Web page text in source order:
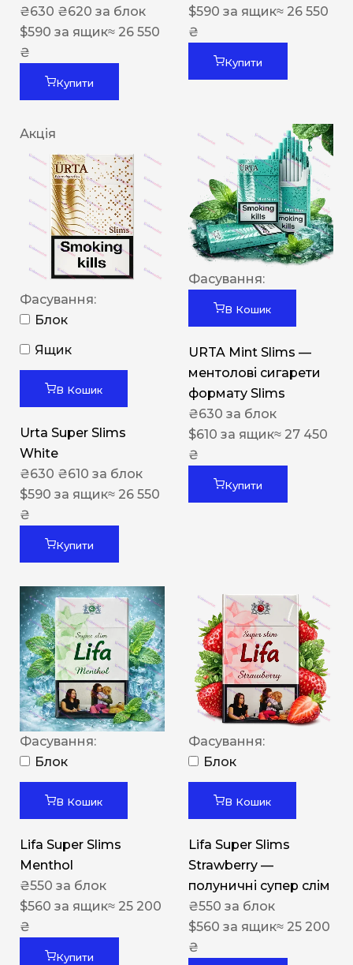
₴630 ₴620 за блок
$590 за ящик≈ 26 550
₴
Купити
$590 за ящик≈ 26 550
₴
Купити
Акція
Фасування:
Блок
Ящик
В Кошик
Urta Super Slims
White
₴630 ₴610 за блок
$590 за ящик≈ 26 550
₴
Купити
Фасування:
В Кошик
URTA Mint Slims —
ментолові сигарети
формату Slims
₴630 за блок
$610 за ящик≈ 27 450
₴
Купити
Фасування:
Блок
В Кошик
Lifa Super Slims
Menthol
₴550 за блок
$560 за ящик≈ 25 200
₴
Купити
Фасування:
Блок
В Кошик
Lifa Super Slims
Strawberry —
полуничні супер слім
₴550 за блок
$560 за ящик≈ 25 200
₴